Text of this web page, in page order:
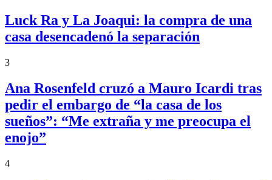
Luck Ra y La Joaqui: la compra de una
casa desencadenó la separación
3
Ana Rosenfeld cruzó a Mauro Icardi tras
pedir el embargo de “la casa de los
sueños”: “Me extraña y me preocupa el
enojo”
4